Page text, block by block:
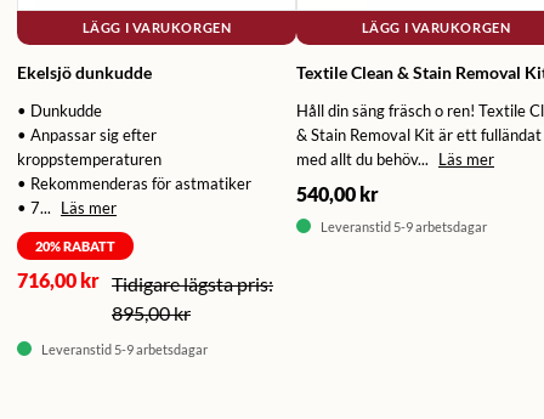
LÄGG I VARUKORGEN
Ekelsjö dunkudde
• Dunkudde
• Anpassar sig efter
kroppstemperaturen
• Rekommenderas för astmatiker
• 7...
Läs mer
20% RABATT
716,00 kr
895,00 kr
Leveranstid 5-9 arbetsdagar
LÄGG I VARUKORGEN
Textile Clean & Stain Removal
Håll din säng fräsch o ren! Textile
& Stain Removal Kit är ett
med allt du behöv...
Läs mer
540,00 kr
Leveranstid 5-9 arbetsdagar